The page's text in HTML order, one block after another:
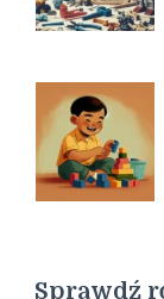
Sprawdź